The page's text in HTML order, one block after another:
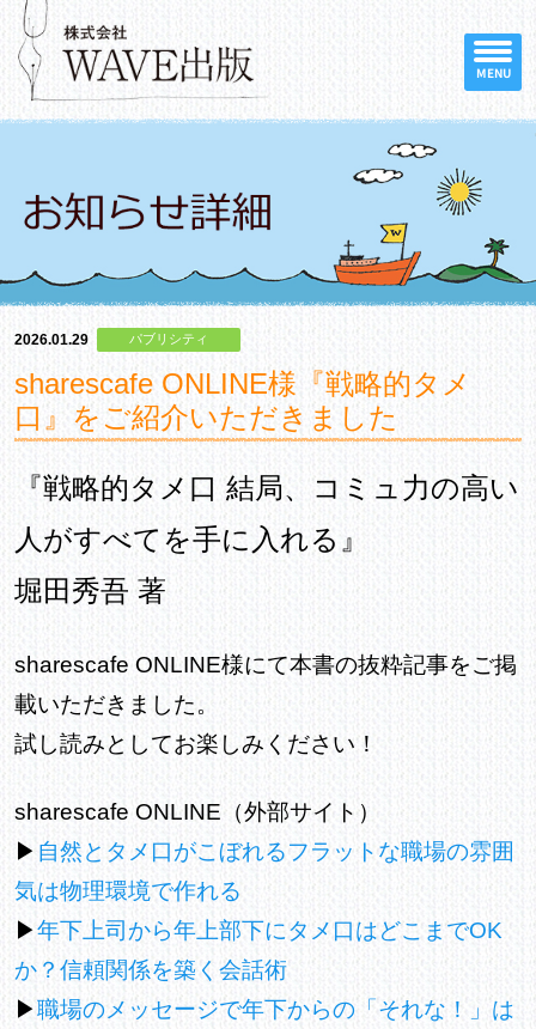
MENU
sharescafe ONLINE様『戦略的タメ
口』をご紹介いただきました
2026.01.29 パブリシティ
『戦略的タメ口 結局、コミュ力の高い
人がすべてを手に入れる』
堀田秀吾 著
sharescafe ONLINE様にて本書の抜粋記事をご掲
載いただきました。
試し読みとしてお楽しみください！
sharescafe ONLINE（外部サイト）
▶ 自然とタメ口がこぼれるフラットな職場の雰囲
気は物理環境で作れる
▶年下上司から年上部下にタメ口はどこまでOK
か？信頼関係を築く会話術
▶職場のメッセージで年下からの「それな！」は